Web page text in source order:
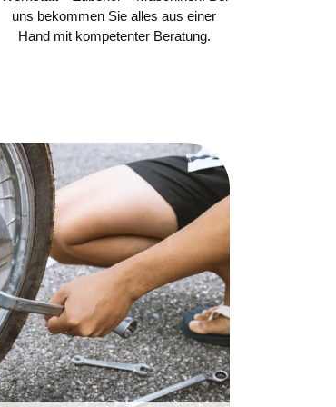
uns bekommen Sie alles aus einer
Hand mit kompetenter Beratung.